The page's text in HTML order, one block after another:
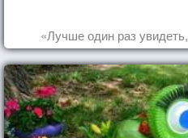
«Лучше один раз